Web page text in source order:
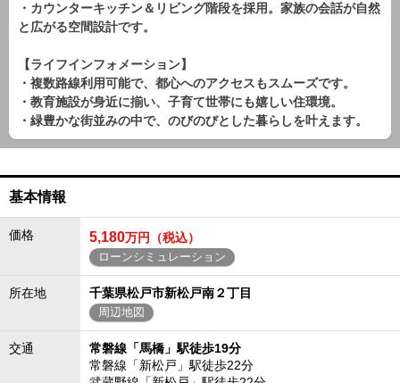
・カウンターキッチン＆リビング階段を採用。家族の会話が自然
と広がる空間設計です。
【ライフインフォメーション】
・複数路線利用可能で、都心へのアクセスもスムーズです。
・教育施設が身近に揃い、子育て世帯にも嬉しい住環境。
・緑豊かな街並みの中で、のびのびとした暮らしを叶えます。
基本情報
価格 5,180万円（税込）
ローンシミュレーション
所在地 千葉県松戸市新松戸南２丁目
周辺地図
交通
常磐線「馬橋」駅徒歩19分
常磐線「新松戸」駅徒歩22分